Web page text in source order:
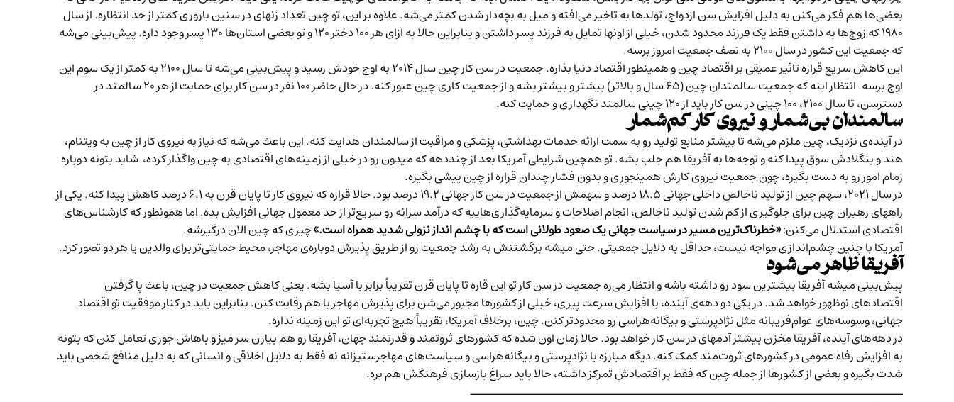
بعضی‌ها هم فکر می‌کنن به دلیل افزایش سن ازدواج، تولدها به تاخیر می‌افته و میل به بچه‌دار شدن کمتر می‌شه. علاوه بر این، تو چین تعداد زنهای در سنین باروری کمتر از حد انتظاره. از سال
۱۹۸۰ که زوج‌ها به داشتن فقط یک فرزند محدود شدن، خیلی از اونها تمایل به فرزند پسر داشتن و بنابراین حالا به ازای هر ۱۰۰ دختر ۱۲۰ و تو بعضی استان‌ها ۱۳۰ پسر وجود داره. پیش‌بینی می‌شه
که جمعیت این کشور در سال ۲۱۰۰ به نصف جمعیت امروز برسه.
این کاهش سریع قراره تاثیر عمیقی بر اقتصاد چین و همینطور اقتصاد دنیا بذاره. جمعیت در سن کار چین سال ۲۰۱۴ به اوج خودش رسید و پیش‌بینی می‌شه تا سال ۲۱۰۰ به کمتر از یک سوم این
اوج برسه. انتظار اینه که جمعیت سالمندان چین (۶۵ سال و بالاتر) بیشتر و بیشتر بشه و از جمعیت کاری چین عبور کنه. در حال حاضر ۱۰۰ نفر در سن کار برای حمایت از هر ۲۰ سالمند در
دسترسن، تا سال ۲۱۰۰، ۱۰۰ چینی در سن کار باید از ۱۲۰ چینی سالمند نگهداری و حمایت کنه.
سالمندان بی‌شمار و نیروی کار کم‌شمار
در آینده‌ی نزدیک، چین ملزم می‌شه تا بیشتر منابع تولید رو به سمت ارائه خدمات بهداشتی، پزشکی و مراقبت از سالمندان هدایت کنه. این باعث می‌شه که نیاز به نیروی کار از چین به ویتنام،
هند و بنگلادش سوق پیدا کنه و توجه‌ها به آفریقا هم جلب بشه. تو همچین شرایطی آمریکا بعد از چنددهه که میدون رو در خیلی از زمینه‌های اقتصادی به چین واگذار کرده، شاید بتونه دوباره
زمام امور رو به دست بگیره، چون جمعیت نیروی کارش همینجوری و بدون فشار چندان قراره از چین پیشی بگیره.
در سال ۲۰۲۱، سهم چین از تولید ناخالص داخلی جهانی ۱۸.۵ درصد و سهمش از جمعیت در سن کار جهانی ۱۹.۲ درصد بود. حالا قراره که نیروی کار تا پایان قرن به ۶.۱ درصد کاهش پیدا کنه. یکی از
راههای رهبران چین برای جلوگیری از کم شدن تولید ناخالص، انجام اصلاحات و سرمایه‌گذاری‌هاییه که درآمد سرانه رو سریع‌تر از حد معمول جهانی افزایش بده. اما همونطور که کارشناس‌های
اقتصادی استدلال می‌کنن:«خطرناک‌ترین مسیر در سیاست جهانی یک صعود طولانی است که با چشم انداز نزولی شدید همراه است.»چیزی که چین الان درگیرشه.
آمریکا با چنین چشم‌اندازی مواجه نیست، حداقل به دلایل جمعیتی. حتی میشه برگشتنش به رشد جمعیت رو از طریق پذیرش دوباره‌ی مهاجر، محیط حمایتی‌تر برای والدین یا هر دو تصور کرد.
آفریقا ظاهر می‌شود
پیش‌بینی میشه آفریقا بیشترین سود رو داشته باشه و انتظار می‌ره جمعیت در سن کار تو این قاره تا پایان قرن تقریباً برابر با آسیا بشه. یعنی کاهش جمعیت در چین، باعث پا گرفتن
اقتصادهای نوظهور خواهد شد. در یکی دو دهه‌ی آینده، با افزایش سرعت پیری، خیلی از کشورها مجبور می‌شن برای پذیرش مهاجر با هم رقابت کنن. بنابراین باید در کنار موفقیت تو اقتصاد
جهانی، وسوسه‌های عوام‌فریبانه مثل نژادپرستی و بیگانه‌هراسی رو محدودتر کنن. چین، برخلاف آمریکا، تقریباً هیچ تجربه‌ای تو این زمینه نداره.
در دهه‌های آینده، آفریقا مخزن بیشتر آدمهای در سن کار خواهد بود. حالا زمان اون شده که کشورهای ثروتمند و قدرتمند جهان، آفریقا رو هم بیارن سر میز و باهاش جوری تعامل کنن که بتونه
به افزایش رفاه عمومی در کشورهای ثروت‌مند کمک کنه. دیگه مبارزه با نژادپرستی و بیگانه‌هراسی و سیاست‌های مهاجرستیزانه نه فقط به دلایل اخلاقی و انسانی که به دلیل منافع شخصی باید
شدت بگیره و بعضی از کشورها از جمله چین که فقط بر اقتصادش تمرکز داشته، حالا باید سراغ بازسازی فرهنگش هم بره.
ـــــــــــــــــــــــــــــــــــــــــــــــــــــــــــــــــــــــــــــــــــــــ